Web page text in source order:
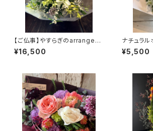
【ご仏事】やすらぎのarrangem
ent（TA37）
¥16,500
ナチュラ
ment（
¥5,500